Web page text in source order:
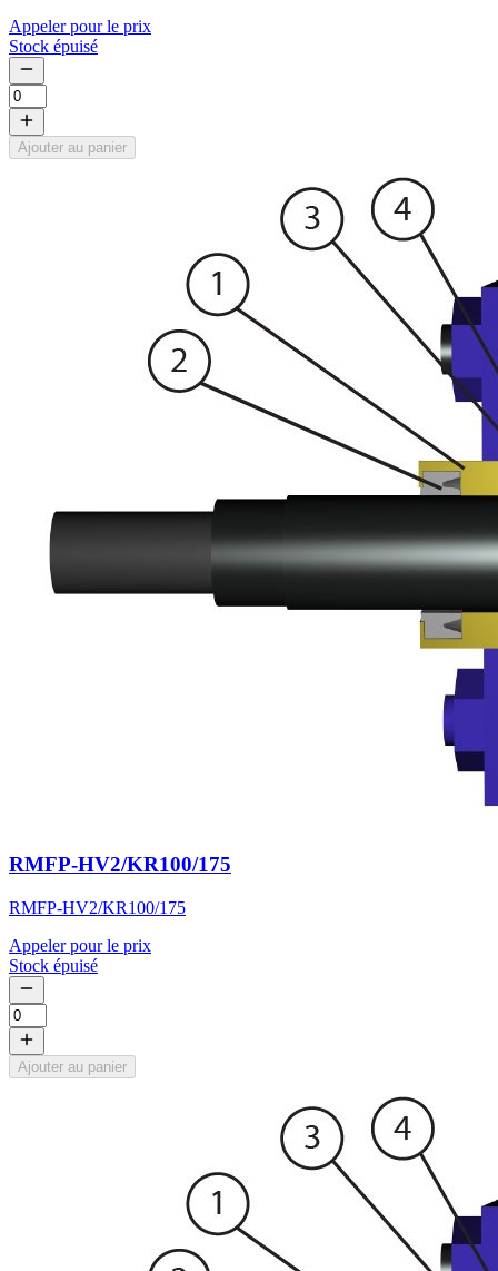
Appeler pour le prix
Stock épuisé
Ajouter au panier
RMFP-HV2/KR100/175
RMFP-HV2/KR100/175
Appeler pour le prix
Stock épuisé
Ajouter au panier